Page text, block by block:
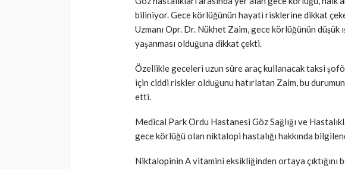
biliniyor. Gece körlüğünün hayati risklerine dikkat
Uzmanı Opr. Dr. Nükhet Zaim, gece körlüğünün düşük
yaşanması olduğuna dikkat çekti.
Özellikle geceleri uzun süre araç kullanacak taksi
için ciddi riskler olduğunu hatırlatan Zaim, bu
etti.
Medical Park Ordu Hastanesi Göz Sağlığı ve
gece körlüğü olan niktalopi hastalığı hakkında
Niktalopinin A vitamini eksikliğinden ortaya çıktığını